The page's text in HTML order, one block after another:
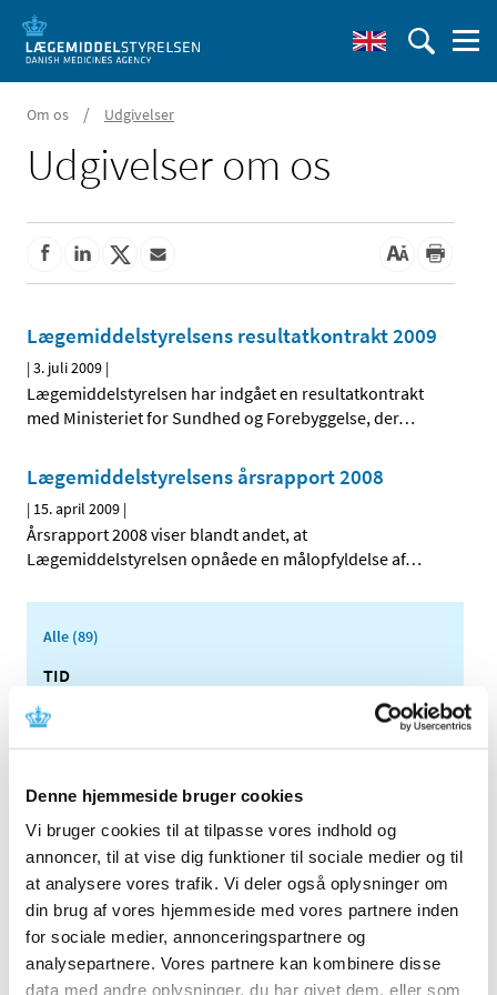
Denne hjemmeside bruger cookies
Vi bruger cookies til at tilpasse vores indhold og
annoncer, til at vise dig funktioner til sociale medier og til
at analysere vores trafik. Vi deler også oplysninger om
din brug af vores hjemmeside med vores partnere inden
for sociale medier, annonceringspartnere og
analysepartnere. Vores partnere kan kombinere disse
data med andre oplysninger, du har givet dem, eller som
Om os / Udgivelser
Udgivelser om os
Lægemiddelstyrelsens resultatkontrakt 2009
|3. juli 2009 |
Lægemiddelstyrelsen har indgået en resultatkontrakt
med Ministeriet for Sundhed og Forebyggelse, der…
Lægemiddelstyrelsens årsrapport 2008
| 15. april 2009 |
Årsrapport 2008 viser blandt andet, at
Lægemiddelstyrelsen opnåede en målopfyldelse af…
Alle (89)
TID
2026 (2)
2023 (3)
2022 (1)
2021 (1)
2020 (1)
2019 (4)
2018 (5)
2017 (7)